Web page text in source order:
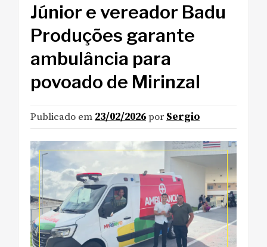
Júnior e vereador Badu
Produções garante
ambulância para
povoado de Mirinzal
Publicado em 23/02/2026por Sergio